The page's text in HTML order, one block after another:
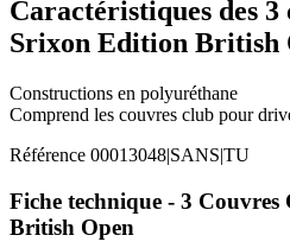
Caractéristiques des 3
Srixon Edition British
Constructions en polyuréthane
Comprend les couvres club pour
Référence 00013048|SANS|TU
Fiche technique - 3
British Open